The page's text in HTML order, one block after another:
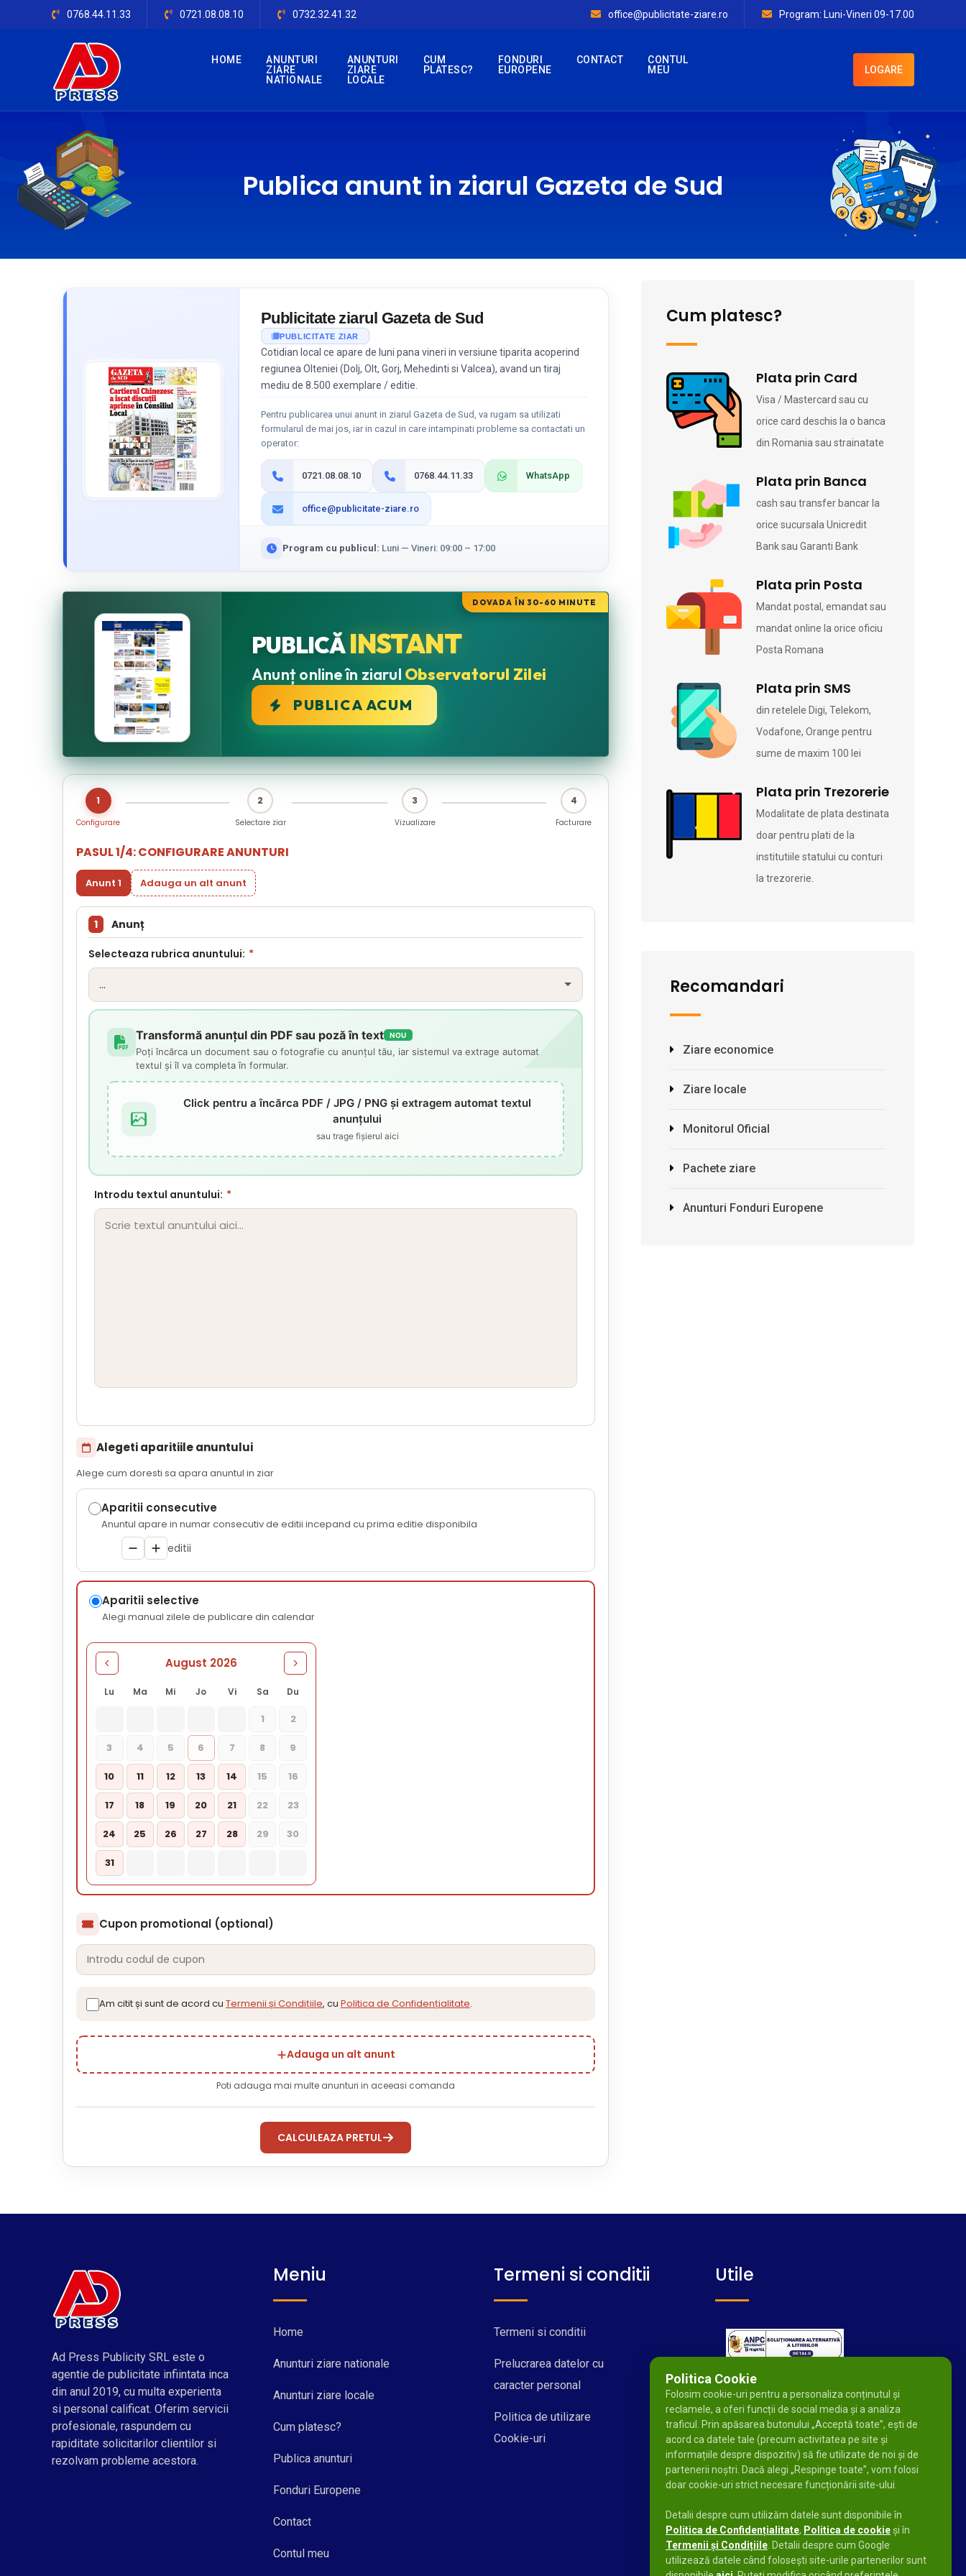
0768.44.11.33 0721.08.08.10 0732.32.41.32 office@publicitate-ziare.ro Program: Luni-Vineri 09-17.00
HOME
ANUNTURI
ZIARE
NATIONALE
ANUNTURI
ZIARE
LOCALE
CUM
PLATESC?
FONDURI
EUROPENE
CONTACT
CONTUL
MEU
LOGARE
Publica anunt in ziarul Gazeta de Sud
Publicitate ziarul Gazeta de Sud
PUBLICITATE ZIAR
Cotidian local ce apare de luni pana vineri in versiune tiparita acoperind
regiunea Olteniei (Dolj, Olt, Gorj, Mehedinti si Valcea), avand un tiraj
mediu de 8.500 exemplare / editie.
Pentru publicarea unui anunt in ziarul Gazeta de Sud, va rugam sa utilizati
formularul de mai jos, iar in cazul in care intampinati probleme sa contactati un
operator:
0721.08.08.10 0768.44.11.33 WhatsApp
office@publicitate-ziare.ro
Program cu publicul: Luni — Vineri: 09:00 – 17:00
DOVADA ÎN 30-60 MINUTE
PUBLICĂINSTANT
Anunț online în ziarul Observatorul Zilei
PUBLICA ACUM
1
Configurare
2
Selectare ziar
3
Vizualizare
4
Facturare
PASUL 1/4: CONFIGURARE ANUNTURI
Anunt 1 Adauga un alt anunt
1 Anunț
Selecteaza rubrica anuntului: *
Transformă anunțul din PDF sau poză în text NOU
Poți încărca un document sau o fotografie cu anunțul tău, iar sistemul va extrage automat
textul și îl va completa în formular.
Click pentru a încărca PDF / JPG / PNG și extragem automat textul
anunțului
sau trage fișierul aici
Introdu textul anuntului: *
Alegeti aparitiile anuntului
Alege cum doresti sa apara anuntul in ziar
Aparitii consecutive
Anuntul apare in numar consecutiv de editii incepand cu prima editie disponibila
editii
Aparitii selective
Alegi manual zilele de publicare din calendar
August 2026
Lu Ma Mi Jo Vi Sa Du
1 2
3 4 5 6 7 8 9
10 11 12 13 14 15 16
17 18 19 20 21 22 23
24 25 26 27 28 29 30
31
Cupon promotional (optional)
Am citit și sunt de acord cu Termenii și Condițiile, cu Politica de Confidențialitate.
Adauga un alt anunt
Poti adauga mai multe anunturi in aceeasi comanda
CALCULEAZA PRETUL
Cum platesc?
Plata prin Card
Visa / Mastercard sau cu
orice card deschis la o banca
din Romania sau strainatate
Plata prin Banca
cash sau transfer bancar la
orice sucursala Unicredit
Bank sau Garanti Bank
Plata prin Posta
Mandat postal, emandat sau
mandat online la orice oficiu
Posta Romana
Plata prin SMS
din retelele Digi, Telekom,
Vodafone, Orange pentru
sume de maxim 100 lei
Plata prin Trezorerie
Modalitate de plata destinata
doar pentru plati de la
institutiile statului cu conturi
la trezorerie.
Recomandari
Ziare economice
Ziare locale
Monitorul Oficial
Pachete ziare
Anunturi Fonduri Europene
Ad Press Publicity SRL este o
agentie de publicitate infiintata inca
din anul 2019, cu multa experienta
si personal calificat. Oferim servicii
profesionale, raspundem cu
rapiditate solicitarilor clientilor si
rezolvam probleme acestora.
Meniu
Home
Anunturi ziare nationale
Anunturi ziare locale
Cum platesc?
Publica anunturi
Fonduri Europene
Contact
Contul meu
Termeni si conditii
Termeni si conditii
Prelucrarea datelor cu
caracter personal
Politica de utilizare
Cookie-uri
Utile
Politica Cookie
Folosim cookie-uri pentru a personaliza conținutul și
reclamele, a oferi funcții de social media și a analiza
traficul. Prin apăsarea butonului „Acceptă toate”, ești de
acord ca datele tale (precum activitatea pe site și
informațiile despre dispozitiv) să fie utilizate de noi și de
partenerii noștri. Dacă alegi „Respinge toate”, vom folosi
doar cookie-uri strict necesare funcționării site-ului.
Detalii despre cum utilizăm datele sunt disponibile în
Politica de Confidențialitate, Politica de cookieși în
Termenii și Condițiile . Detalii despre cum Google
utilizează datele când folosești site-urile partenerilor sunt